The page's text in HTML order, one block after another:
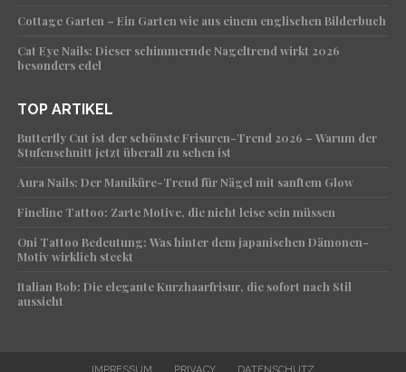
Cottage Garten – Ein Garten wie aus einem englischen Bilderbuch
Cat Eye Nails: Dieser schimmernde Nageltrend wirkt 2026
besonders edel
TOP ARTIKEL
Butterfly Cut ist der schönste Frisuren-Trend 2026 – Warum der
Stufenschnitt jetzt überall zu sehen ist
Aura Nails: Der Maniküre-Trend für Nägel mit sanftem Glow
Fineline Tattoo: Zarte Motive, die nicht leise sein müssen
Oni Tattoo Bedeutung: Was hinter dem japanischen Dämonen-
Motiv wirklich steckt
Italian Bob: Die elegante Kurzhaarfrisur, die sofort nach Stil
aussieht